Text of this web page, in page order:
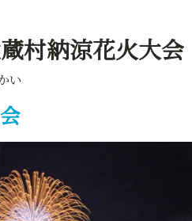
蔵村納涼花火大会
い